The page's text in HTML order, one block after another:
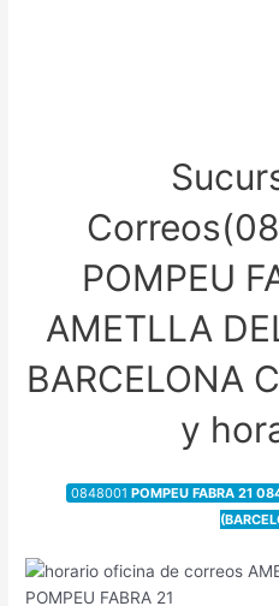
POMPEU
AMETLLA
BARCELONA
y
0848001 POMPEU FABRA 21